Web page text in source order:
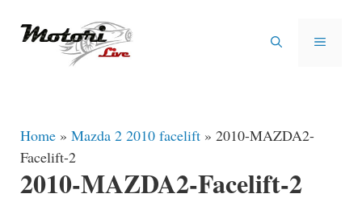
MENU
Home » Mazda 2 2010 facelift » 2010-MAZDA2-
Facelift-2
2010-MAZDA2-Facelift-2